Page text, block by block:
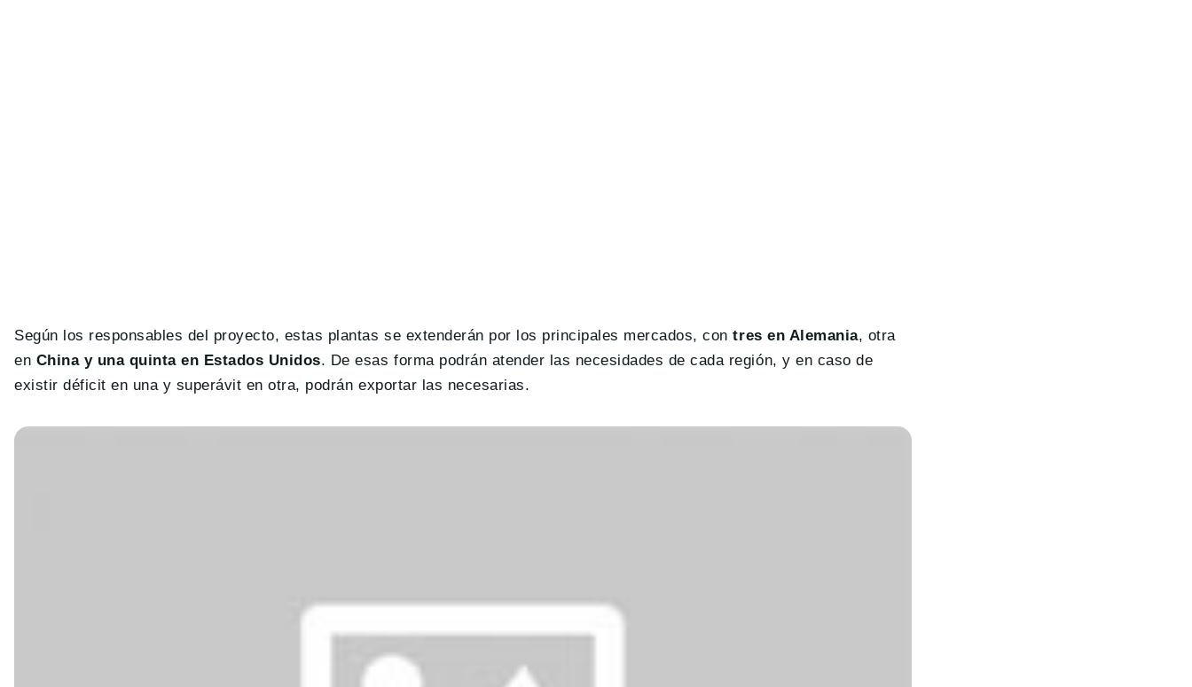
Según los responsables del proyecto, estas plantas se extenderán por los principales mercados, con tres en Alemania, otra
en China y una quinta en Estados Unidos. De esas forma podrán atender las necesidades de cada región, y en caso de
existir déficit en una y superávit en otra, podrán exportar las necesarias.